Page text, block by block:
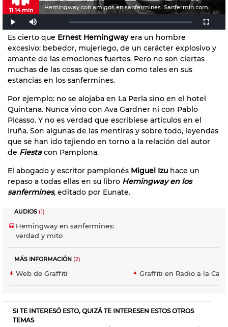
Hemingway con amigos en sanfermines. Sanfermin.com
11:14 min
Es cierto que Ernest Hemingwayera un hombre
excesivo: bebedor, mujeriego, de un carácter explosivo y
amante de las emociones fuertes. Pero no son ciertas
muchas de las cosas que se dan como tales en sus
estancias en los sanfermines.
Por ejemplo: no se alojaba en La Perla sino en el hotel
Quintana. Nunca vino con Ava Gardner ni con Pablo
Picasso. Y no es verdad que escribiese artículos en el
Iruña. Son algunas de las mentiras y sobre todo, leyendas
que se han ido tejiendo en torno a la relación del autor
de Fiestacon Pamplona.
El abogado y escritor pamplonés Miguel Izu hace un
repaso a todas ellas en su libro Hemingway en los
sanfermines, editado por Eunate.
AUDIOS (1)
Hemingway en sanfermines:
verdad y mito
MÁS INFORMACIÓN (2)
Web de Graffiti Graffiti en Radio a la
SI TE INTERESÓ ESTO, QUIZÁ TE INTERESEN ESTOS OTROS
TEMAS